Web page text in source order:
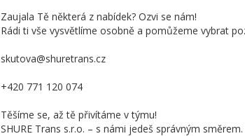
Zaujala Tě některá z nabídek? Ozvi se nám!
Rádi ti vše vysvětlíme osobně a pomůžeme vybrat
skutova@shuretrans.cz
+420 771 120 074
Těšíme se, až tě přivítáme v týmu!
SHURE Trans s.r.o. – s námi jedeš správným směrem.